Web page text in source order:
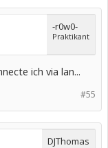
-r0w0-
Praktikant
ich via lan...
#55
DJThomas